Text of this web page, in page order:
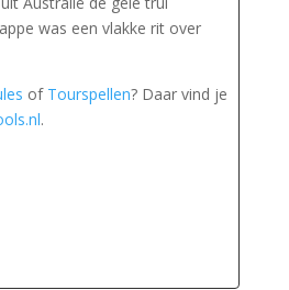
was een vlakke rit over
of Tourspellen? Daar vind je
.